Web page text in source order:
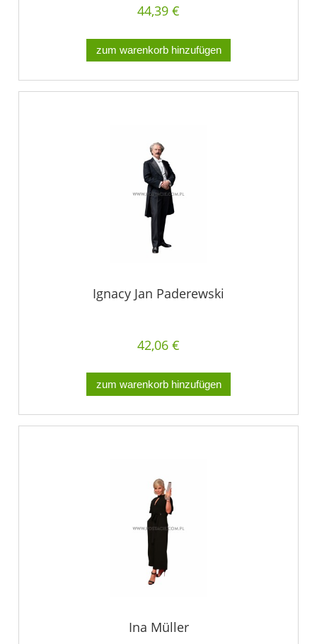
44,39 €
zum warenkorb hinzufügen
Ignacy Jan Paderewski
42,06 €
zum warenkorb hinzufügen
Ina Müller